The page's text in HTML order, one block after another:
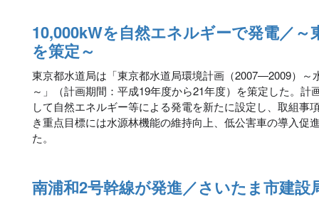
10,000kWを自然エネルギーで発電／～
を策定～
東京都水道局は「東京都水道局環境計画（2007―2009）～
～」（計画期間：平成19年度から21年度）を策定した。計
して自然エネルギー等による発電を新たに設定し、取組事
き重点目標には水源林機能の維持向上、低公害車の導入促
た。
南浦和2号幹線が発進／さいたま市建設